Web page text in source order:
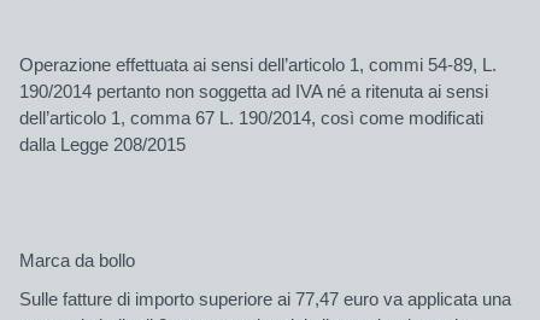
Operazione effettuata ai sensi dell’articolo 1, commi 54-89, L.
190/2014 pertanto non soggetta ad IVA né a ritenuta ai sensi
dell’articolo 1, comma 67 L. 190/2014, così come modificati
dalla Legge 208/2015
Marca da bollo
Sulle fatture di importo superiore ai 77,47 euro va applicata una